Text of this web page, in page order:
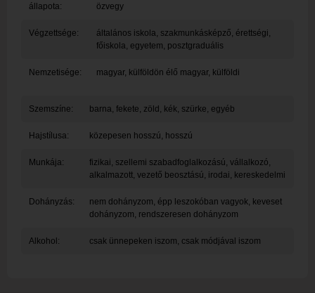
állapota: özvegy
Végzettsége:
általános iskola, szakmunkásképző, érettségi,
főiskola, egyetem, posztgraduális
Nemzetisége: magyar, külföldön élő magyar, külföldi
Szemszíne: barna, fekete, zöld, kék, szürke, egyéb
Hajstílusa: közepesen hosszú, hosszú
Munkája:
fizikai, szellemi szabadfoglalkozású, vállalkozó,
alkalmazott, vezető beosztású, irodai, kereskedelmi
Dohányzás:
nem dohányzom, épp leszokóban vagyok, keveset
dohányzom, rendszeresen dohányzom
Alkohol: csak ünnepeken iszom, csak módjával iszom